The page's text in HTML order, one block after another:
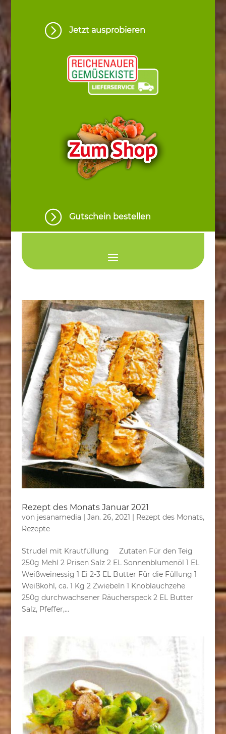
= Jetzt ausprobieren
= Gutschein bestellen
Rezept des Monats Januar 2021
von jesanamedia Jan. 26, 2021 Rezept des Monats,
Rezepte
Strudel mit Krautfüllung Zutaten Für den Teig
250g Mehl 2 Prisen Salz 2 EL Sonnenblumenöl 1 EL
Weißweinessig 1 Ei 2-3 EL Butter Für die Füllung 1
Weißkohl, ca. 1 Kg 2 Zwiebeln 1 Knoblauchzehe
250g durchwachsener Räucherspeck 2 EL Butter
Salz, Pfeffer,...